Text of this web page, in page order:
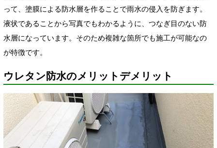
って、塗膜による防水層を作ることで雨水の侵入を防ぎます。
液状であることから写真でもわかるように、つなぎ目のない防
水層になっています。そのため複雑な箇所でも施工が可能なの
が特徴です。
ウレタン防水のメリットデメリット